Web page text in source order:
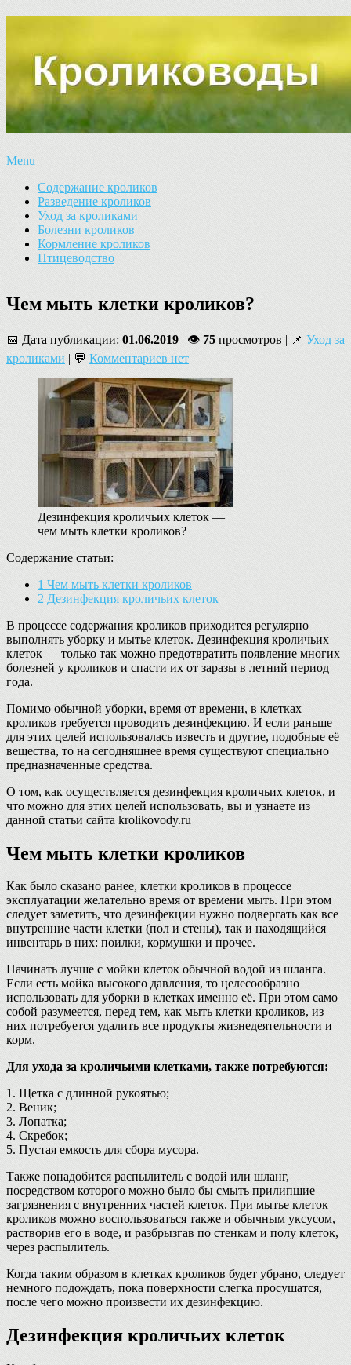
Menu
Содержание кроликов
Разведение кроликов
Уход за кроликами
Болезни кроликов
Кормление кроликов
Птицеводство
Чем мыть клетки кроликов?
📅 Дата публикации: 01.06.2019 | 👁 75 просмотров | 📌 Уход за
кроликами | 💬 Комментариев нет
Дезинфекция кроличьих клеток —
чем мыть клетки кроликов?
Содержание статьи:
1 Чем мыть клетки кроликов
2 Дезинфекция кроличьих клеток
В процессе содержания кроликов приходится регулярно
выполнять уборку и мытье клеток. Дезинфекция кроличьих
клеток — только так можно предотвратить появление многих
болезней у кроликов и спасти их от заразы в летний период
года.
Помимо обычной уборки, время от времени, в клетках
кроликов требуется проводить дезинфекцию. И если раньше
для этих целей использовалась известь и другие, подобные её
вещества, то на сегодняшнее время существуют специально
предназначенные средства.
О том, как осуществляется дезинфекция кроличьих клеток, и
что можно для этих целей использовать, вы и узнаете из
данной статьи сайта krolikovody.ru
Чем мыть клетки кроликов
Как было сказано ранее, клетки кроликов в процессе
эксплуатации желательно время от времени мыть. При этом
следует заметить, что дезинфекции нужно подвергать как все
внутренние части клетки (пол и стены), так и находящийся
инвентарь в них: поилки, кормушки и прочее.
Начинать лучше с мойки клеток обычной водой из шланга.
Если есть мойка высокого давления, то целесообразно
использовать для уборки в клетках именно её. При этом само
собой разумеется, перед тем, как мыть клетки кроликов, из
них потребуется удалить все продукты жизнедеятельности и
корм.
Для ухода за кроличьими клетками, также потребуются:
1. Щетка с длинной рукоятью;
2. Веник;
3. Лопатка;
4. Скребок;
5. Пустая емкость для сбора мусора.
Также понадобится распылитель с водой или шланг,
посредством которого можно было бы смыть прилипшие
загрязнения с внутренних частей клеток. При мытье клеток
кроликов можно воспользоваться также и обычным уксусом,
растворив его в воде, и разбрызгав по стенкам и полу клеток,
через распылитель.
Когда таким образом в клетках кроликов будет убрано, следует
немного подождать, пока поверхности слегка просушатся,
после чего можно произвести их дезинфекцию.
Дезинфекция кроличьих клеток